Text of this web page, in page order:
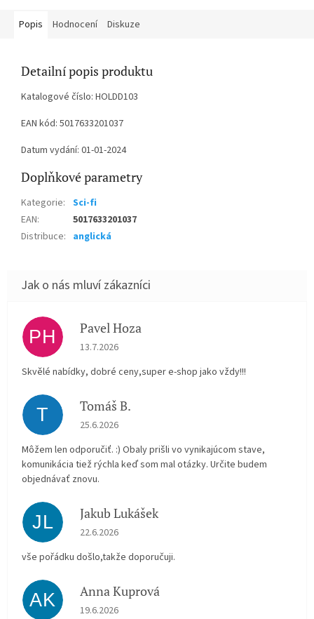
Popis Hodnocení Diskuze
Detailní popis produktu
Katalogové číslo: HOLDD103
EAN kód: 5017633201037
Datum vydání: 01-01-2024
Doplňkové parametry
Kategorie: Sci-fi
EAN:
5017633201037
Distribuce: anglická
PH Pavel Hoza
Hodnocení obchodu je 5 z 5 hvězdiček.
13.7.2026
Skvělé nabídky, dobré ceny,super e-shop jako vždy!!!
T Tomáš B.
Hodnocení obchodu je 5 z 5 hvězdiček.
25.6.2026
Môžem len odporučiť. :) Obaly prišli vo vynikajúcom stave,
komunikácia tiež rýchla keď som mal otázky. Určite budem
objednávať znovu.
JL Jakub Lukášek
Hodnocení obchodu je 5 z 5 hvězdiček.
22.6.2026
vše pořádku došlo,takže doporučuji.
AK Anna Kuprová
Hodnocení obchodu je 5 z 5 hvězdiček.
19.6.2026